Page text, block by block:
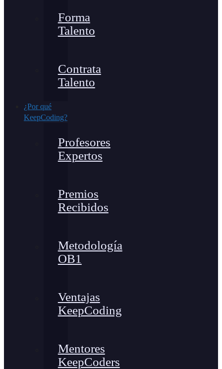
Forma
Talento
Contrata
Talento
¿Por qué
KeepCoding?
Profesores
Expertos
Premios
Recibidos
Metodología
OB1
Ventajas
KeepCoding
Mentores
KeepCoders